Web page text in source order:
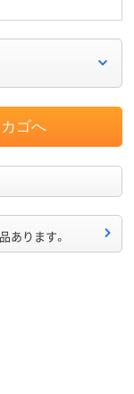
カゴへ
あります。